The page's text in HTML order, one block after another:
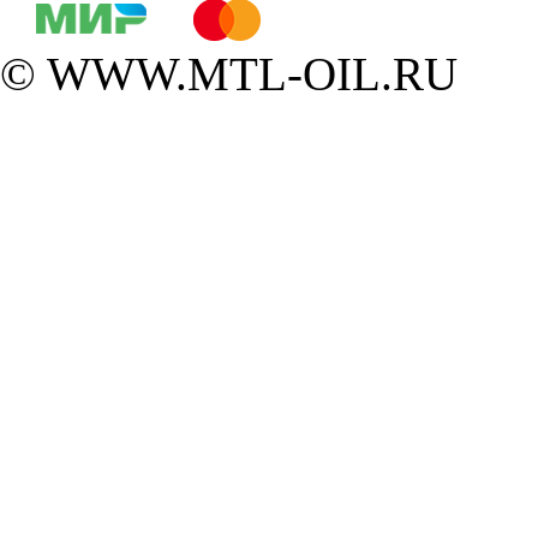
© WWW.MTL-OIL.RU